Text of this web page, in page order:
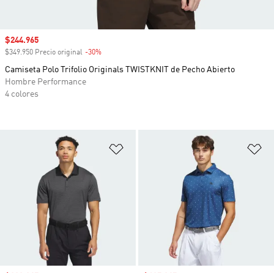
Añadir a la lista de deseos
Precio de venta
$244.965
$349.950 Precio original -30%
Camiseta Polo Trifolio Originals TWISTKNIT de Pecho Abierto
Hombre Performance
4 colores